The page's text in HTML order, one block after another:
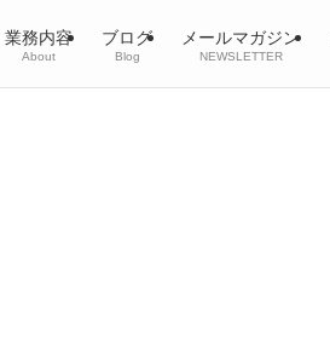
業務内容
About
ブログ
Blog
メールマガジン
NEWSLETTER